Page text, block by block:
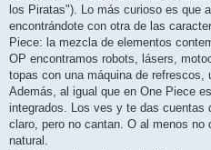
los Piratas"). Lo más curioso es que
encontrándote con otra de las
Piece: la mezcla de elementos
OP encontramos robots, lásers,
topas con una máquina de refrescos,
Además, al igual que en One Piece
integrados. Los ves y te das cuentas
claro, pero no cantan. O al menos
natural.